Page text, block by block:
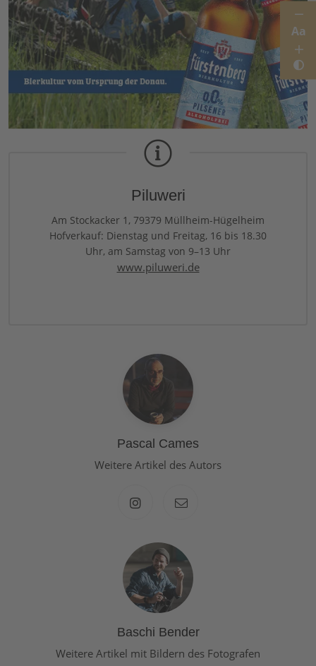
Aa
Piluweri
Am Stockacker 1, 79379 Müllheim-Hügelheim
Hofverkauf: Dienstag und Freitag, 16 bis 18.30
Uhr, am Samstag von 9–13 Uhr
www.piluweri.de
Pascal Cames
Weitere Artikel des Autors
Baschi Bender
Weitere Artikel mit Bildern des Fotografen